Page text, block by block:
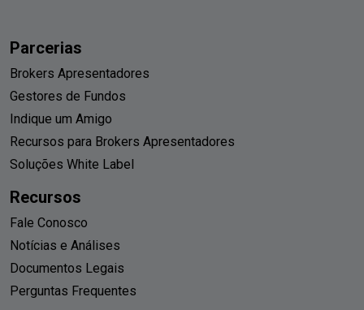
Parcerias
Brokers Apresentadores
Gestores de Fundos
Indique um Amigo
Recursos para Brokers Apresentadores
Soluções White Label
Recursos
Fale Conosco
Notícias e Análises
Documentos Legais
Perguntas Frequentes